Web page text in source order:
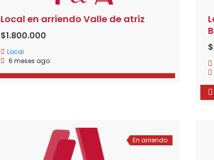
Local en arriendo Valle de atriz
$1.800.000
Local
6 meses ago
En arriendo